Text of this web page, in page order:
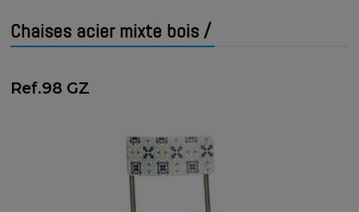
Chaises acier mixte bois /
Ref.98 GZ